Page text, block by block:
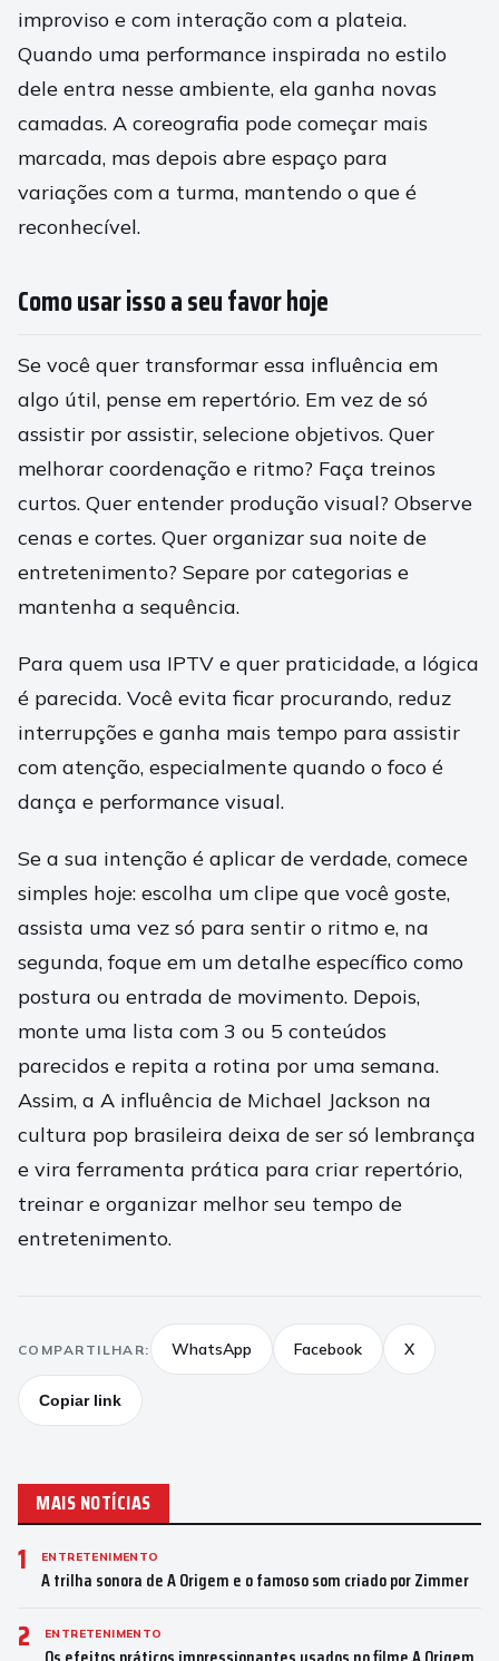
improviso e com interação com a plateia.
Quando uma performance inspirada no estilo
dele entra nesse ambiente, ela ganha novas
camadas. A coreografia pode começar mais
marcada, mas depois abre espaço para
variações com a turma, mantendo o que é
reconhecível.
Como usar isso a seu favor hoje
Se você quer transformar essa influência em
algo útil, pense em repertório. Em vez de só
assistir por assistir, selecione objetivos. Quer
melhorar coordenação e ritmo? Faça treinos
curtos. Quer entender produção visual? Observe
cenas e cortes. Quer organizar sua noite de
entretenimento? Separe por categorias e
mantenha a sequência.
Para quem usa IPTV e quer praticidade, a lógica
é parecida. Você evita ficar procurando, reduz
interrupções e ganha mais tempo para assistir
com atenção, especialmente quando o foco é
dança e performance visual.
Se a sua intenção é aplicar de verdade, comece
simples hoje: escolha um clipe que você goste,
assista uma vez só para sentir o ritmo e, na
segunda, foque em um detalhe específico como
postura ou entrada de movimento. Depois,
monte uma lista com 3 ou 5 conteúdos
parecidos e repita a rotina por uma semana.
Assim, a A influência de Michael Jackson na
cultura pop brasileira deixa de ser só lembrança
e vira ferramenta prática para criar repertório,
treinar e organizar melhor seu tempo de
entretenimento.
COMPARTILHAR: WhatsApp Facebook X
Copiar link
MAIS NOTÍCIAS
1 ENTRETENIMENTO
A trilha sonora de A Origem e o famoso som criado por Zimmer
2 ENTRETENIMENTO